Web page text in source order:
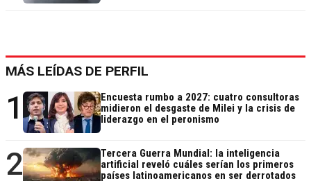
MÁS LEÍDAS DE PERFIL
1
Encuesta rumbo a 2027: cuatro consultoras
midieron el desgaste de Milei y la crisis de
liderazgo en el peronismo
2
Tercera Guerra Mundial: la inteligencia
artificial reveló cuáles serían los primeros
países latinoamericanos en ser derrotados